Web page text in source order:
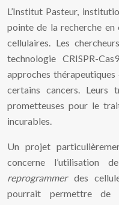
L’Institut Pasteur,
pointe de la recherche
cellulaires. Les
technologie CRISPR-
approches
certains cancers. Leurs
prometteuses pour le
incurables.
Un projet
concerne l’utilisation
reprogrammer des
pourrait permettre de